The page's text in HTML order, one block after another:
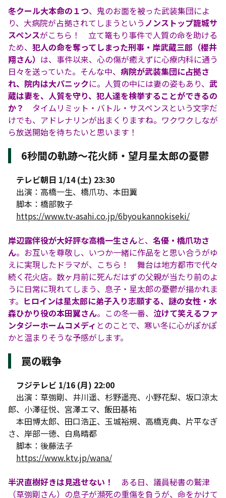
冬クール大本命の１つ、鬼のお面を被った武装集団によ
り、大病院が占拠されてしまうという ノンストップ籠城サ
スペンスがこちら！ 立て篭もり事件で人質の命を助ける
ため、 犯人の命を奪ってしまった刑事・岸武蔵三郎（櫻井
翔さん） は、事件以来、心の傷が癒えずに心療内科に通う
日々を送っていた。そんな中、 病院が武装集団に占拠さ
れ、院内は大パニックに。人質の中には妻の姿もあり、 武
蔵は妻を、人質を守り、犯人達を検挙することができるの
か？
タイムリミット・バトル・サスペンスという文字だ
けでも、アドレナリンが出まくりますね。ワクワクしなが
ら放送開始を待ちたいと思います！
6秒間の軌跡〜花火師・望月星太郎の憂鬱
テレビ朝日 1/14 (土) 23:30
出演：高橋一生、橋爪功、本田翼
脚本：橋部敦子
https://www.tv-asahi.co.jp/6byoukannokiseki/
岸辺露伴役が大好評な高橋一生さんと、 名優・橋爪功さ
ん。お互いを尊敬し、いつか一緒に作品をと思い合うがゆ
えに実現したドラマが、こちら！ 舞台は地方都市で代々
続く花火店。数ヶ月前に死んだはずの父親が当たり前のよ
うに日常に現れてしまう、息子・星太郎の憂鬱が描かれま
す。 ヒロインは星太郎に弟子入り志願する、謎の女性・水
森ひかり役の本田翼さん。この冬一番、 泣けて笑えるファ
ンタジーホームコメディ とのことで、寒い冬に心がぽかぽ
かと温まりそうな予感がします。
罠の戦争
フジテレビ 1/16 (月) 22:00
出演：草彅剛、井川遥、杉野遥亮、小野花梨、坂口涼太
郎、小澤征悦、宮澤エマ、飯田基祐
本田博太郎、田口浩正、玉城裕規、高橋克典、片平なぎ
さ、岸部一徳、白鳥晴都
脚本：後藤法子
https://www.ktv.jp/wana/
半沢直樹好きは見逃せない！
ある日、議員秘書の鷲津
（草彅剛さん）の息子が瀕死の重傷を負うが、命をかけて